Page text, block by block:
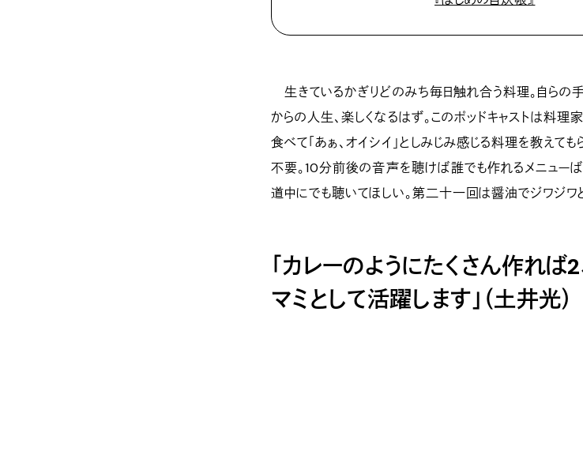
生きているかぎりどのみち毎日触れ合う料理。自らの
からの人生、楽しくなるはず。このポッドキャストは料
食べて「あぁ、オイシイ」としみじみ感じる料理を教えて
不要。10分前後の音声を聴けば誰でも作れるメニュー
道中にでも聴いてほしい。第二十一回は醤油でジワジワ
「カレーのようにたくさん作れば
マミとして活躍します」（土井光）